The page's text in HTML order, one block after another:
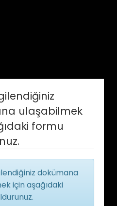
ulaşabilmek
formu
dokümana
için aşağıdaki